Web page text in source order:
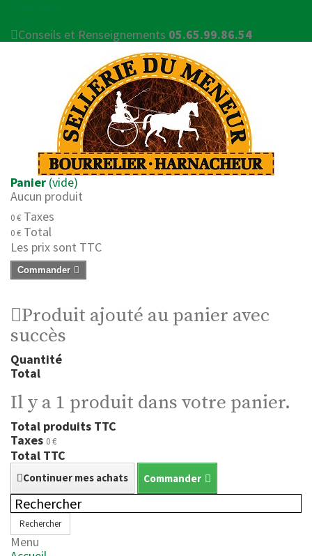
Conseils et Renseignements 05.65.99.86.54
Panier (vide)
Aucun produit
0 € Taxes
0 € Total
Les prix sont TTC
Commander
Produit ajouté au panier avec
succès
Quantité
Total
Il y a 1 produit dans votre panier.
Total produits TTC
Taxes 0 €
Total TTC
Continuer mes achats Commander
Rechercher
Menu